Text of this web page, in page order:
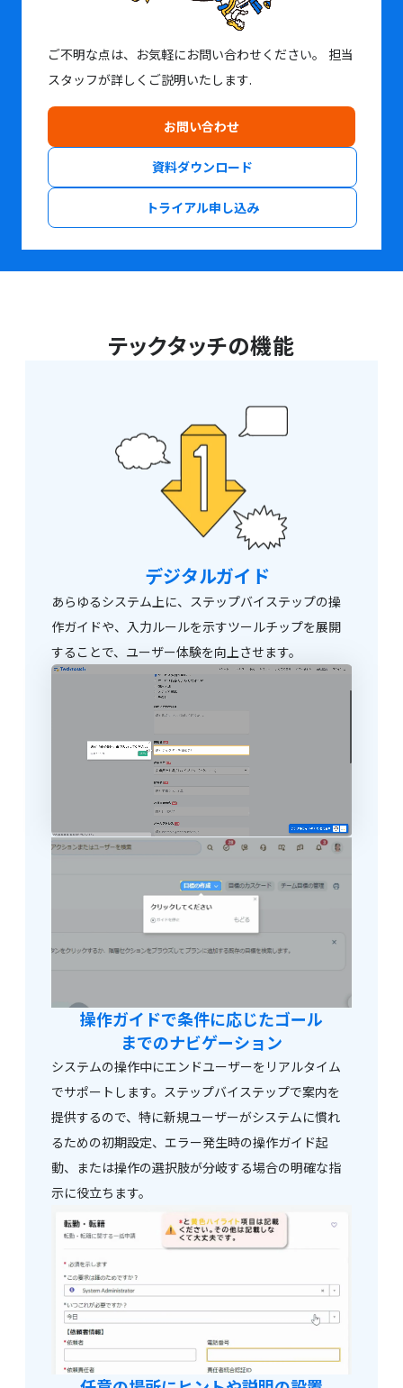
ご不明な点は、お気軽にお問い合わせください。
担当
スタッフが詳しくご説明いたします.
お問い合わせ
資料ダウンロード
トライアル申し込み
テックタッチの機能
デジタルガイド
あらゆるシステム上に、ステップバイステップの操
作ガイドや、入力ルールを示すツールチップを展開
することで、ユーザー体験を向上させます。
操作ガイドで条件に応じたゴール
までのナビゲーション
システムの操作中にエンドユーザーをリアルタイム
でサポートします。ステップバイステップで案内を
提供するので、特に新規ユーザーがシステムに慣れ
るための初期設定、エラー発生時の操作ガイド起
動、または操作の選択肢が分岐する場合の明確な指
示に役立ちます。